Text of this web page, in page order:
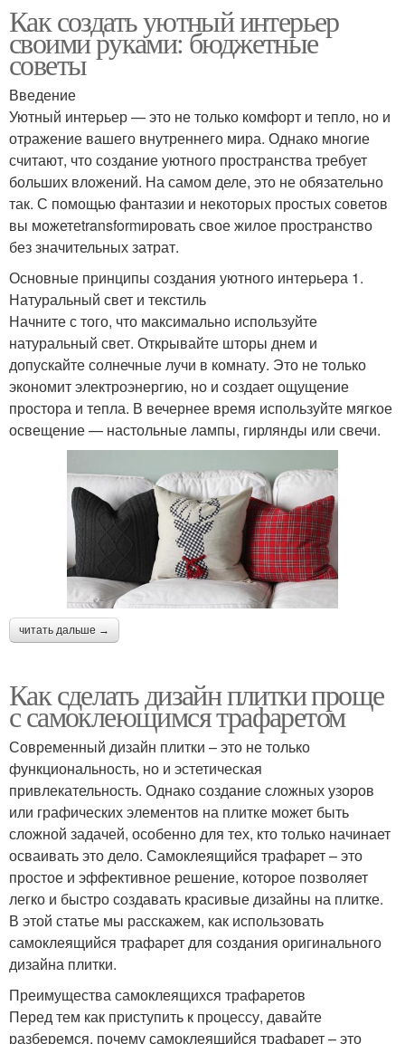
Как создать уютный интерьер
своими руками: бюджетные
советы
Введение
Уютный интерьер — это не только комфорт и тепло, но и
отражение вашего внутреннего мира. Однако многие
считают, что создание уютного пространства требует
больших вложений. На самом деле, это не обязательно
так. С помощью фантазии и некоторых простых советов
вы можетеtransformировать свое жилое пространство
без значительных затрат.
Основные принципы создания уютного интерьера 1.
Натуральный свет и текстиль
Начните с того, что максимально используйте
натуральный свет. Открывайте шторы днем и
допускайте солнечные лучи в комнату. Это не только
экономит электроэнергию, но и создает ощущение
простора и тепла. В вечернее время используйте мягкое
освещение — настольные лампы, гирлянды или свечи.
читать дальше →
Как сделать дизайн плитки проще
с самоклеющимся трафаретом
Современный дизайн плитки – это не только
функциональность, но и эстетическая
привлекательность. Однако создание сложных узоров
или графических элементов на плитке может быть
сложной задачей, особенно для тех, кто только начинает
осваивать это дело. Самоклеящийся трафарет – это
простое и эффективное решение, которое позволяет
легко и быстро создавать красивые дизайны на плитке.
В этой статье мы расскажем, как использовать
самоклеящийся трафарет для создания оригинального
дизайна плитки.
Преимущества самоклеящихся трафаретов
Перед тем как приступить к процессу, давайте
разберемся, почему самоклеящийся трафарет – это